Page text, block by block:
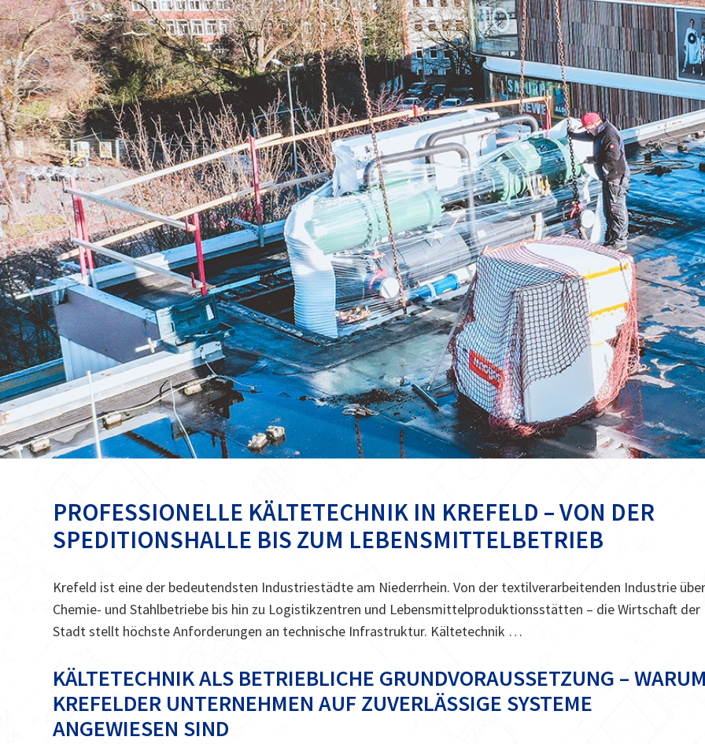
PROFESSIONELLE KÄLTETECHNIK IN KREFELD – VON DER
SPEDITIONSHALLE BIS ZUM LEBENSMITTELBETRIEB
Krefeld ist eine der bedeutendsten Industriestädte am Niederrhein. Von der textilverarbeitenden Industrie
Chemie- und Stahlbetriebe bis hin zu Logistikzentren und Lebensmittelproduktionsstätten – die Wirtschaft der
Stadt stellt höchste Anforderungen an technische Infrastruktur. Kältetechnik …
KÄLTETECHNIK ALS BETRIEBLICHE GRUNDVORAUSSETZUNG –
KREFELDER UNTERNEHMEN AUF ZUVERLÄSSIGE SYSTEME
ANGEWIESEN SIND